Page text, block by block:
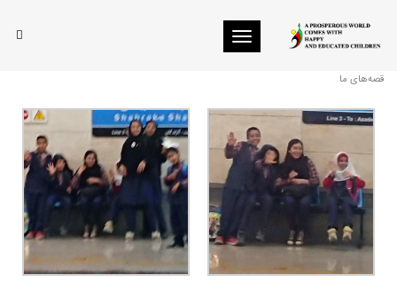
Toggle navigation
مترو
قصه‌های ما